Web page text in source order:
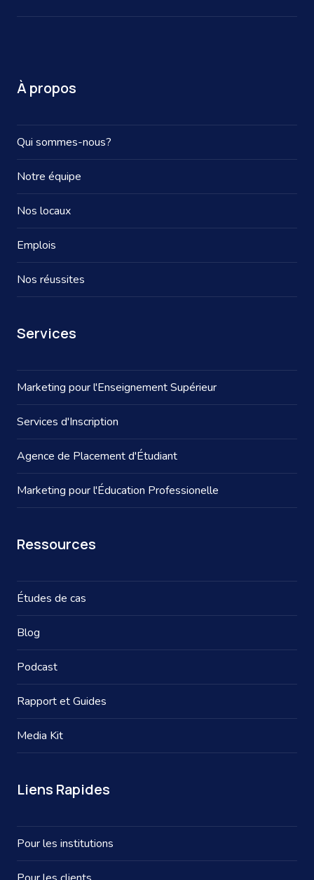
À propos
Qui sommes-nous?
Notre équipe
Nos locaux
Emplois
Nos réussites
Services
Marketing pour l'Enseignement Supérieur
Services d'Inscription
Agence de Placement d'Étudiant
Marketing pour l'Éducation Professionelle
Ressources
Études de cas
Blog
Podcast
Rapport et Guides
Media Kit
Liens Rapides
Pour les institutions